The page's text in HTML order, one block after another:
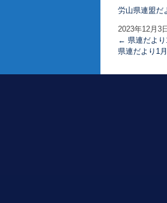
労山県連盟だ
2023年12月3日
← 県連だよ
県連だより1